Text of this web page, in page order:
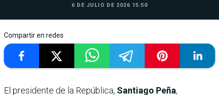
6 DE JULIO DE 2026 15:50
Compartir en redes
El presidente de la República, Santiago Peña,